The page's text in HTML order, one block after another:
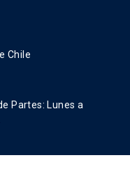
Chile
Partes: Lunes a